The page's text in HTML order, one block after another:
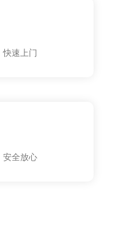
快速上门
安全放心